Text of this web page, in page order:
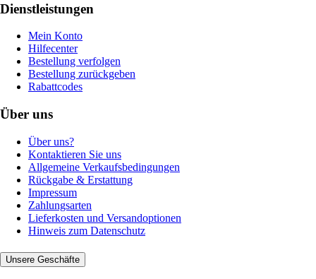
Dienstleistungen
Mein Konto
Hilfecenter
Bestellung verfolgen
Bestellung zurückgeben
Rabattcodes
Über uns
Über uns?
Kontaktieren Sie uns
Allgemeine Verkaufsbedingungen
Rückgabe & Erstattung
Impressum
Zahlungsarten
Lieferkosten und Versandoptionen
Hinweis zum Datenschutz
Unsere Geschäfte